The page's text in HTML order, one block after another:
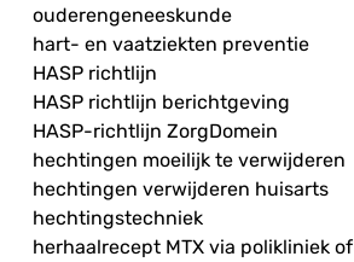
ouderengeneeskunde
hart- en vaatziekten preventie
HASP richtlijn
HASP richtlijn berichtgeving
HASP-richtlijn ZorgDomein
hechtingen moeilijk te verwijderen
hechtingen verwijderen huisarts
hechtingstechniek
herhaalrecept MTX via polikliniek of